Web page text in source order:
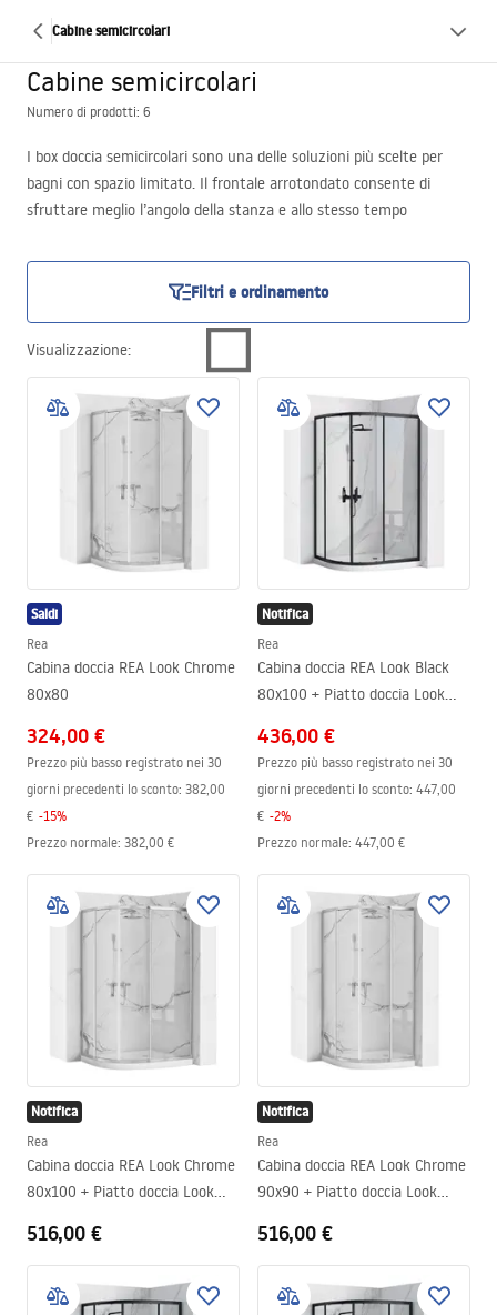
Cabine semicircolari
Cabine semicircolari
Numero di prodotti: 6
I box doccia semicircolari sono una delle soluzioni più scelte per
bagni con spazio limitato. Il frontale arrotondato consente di
sfruttare meglio l’angolo della stanza e allo stesso tempo
Questa soluzione è particolarmente consigliata quando si desidera
risparmiare spazio, avere un’installazione semplice e mantenere
funzionalità senza rinunciare all’estetica.
Filtri e ordinamento
Visualizzazione:
Saldi
Rea
Cabina doccia REA Look Chrome
80x80
324,00 €
Prezzo più basso registrato nei 30
giorni precedenti lo sconto: 382,00
€ -15%
Prezzo normale: 382,00 €
Notifica
Rea
Cabina doccia REA Look Black
80x100 + Piatto doccia Look
436,00 €
Prezzo più basso registrato nei 30
giorni precedenti lo sconto: 447,00
€ -2%
Prezzo normale: 447,00 €
Notifica
Rea
Cabina doccia REA Look Chrome
80x100 + Piatto doccia Look
516,00 €
Notifica
Rea
Cabina doccia REA Look Chrome
90x90 + Piatto doccia Look
516,00 €